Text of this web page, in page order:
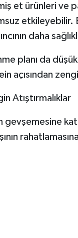
et ürünleri ve
etkileyebilir.
daha
planı da
açısından
Atıştırmalıklar
gevşemesine